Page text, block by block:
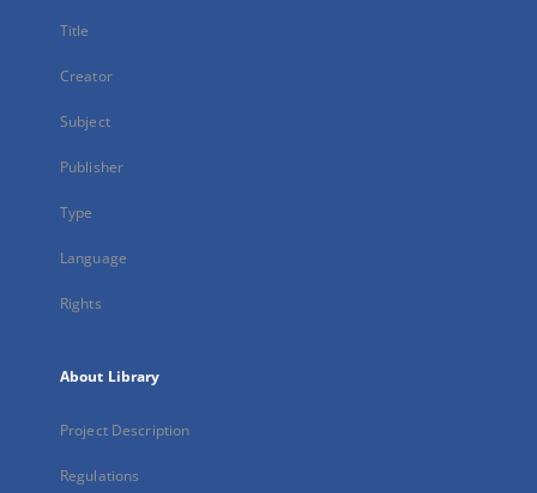
Title
Creator
Subject
Publisher
Type
Language
Rights
About Library
Project Description
Regulations